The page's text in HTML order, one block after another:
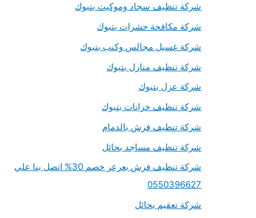
شركة تنظيف سجاد وموكيت بتبوك
شركة مكافحة حشرات بتبوك
شركة غسيل مجالس وكنب بتبوك
شركة تنظيف منازل بتبوك
شركة عزل بتبوك
شركة تنظيف خزانات بتبوك
شركة تنظيف فرش بالدمام
شركة تنظيف مساجد بحائل
شركة تنظيف فرش بعرعر خصم 30% اتصل بنا علي
0550396627
شركة تعقيم بحائل